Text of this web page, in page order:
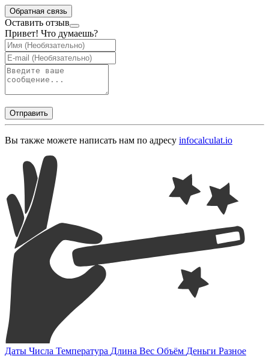
Обратная связь
Оставить отзыв
Привет! Что думаешь?
Отправить
Вы также можете написать нам по адресу infocalculat.io
Даты Числа Температура Длина Вес Объём Деньги Разное